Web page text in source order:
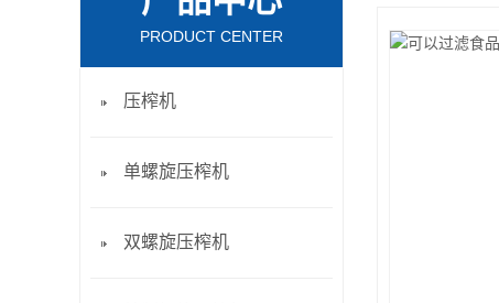
PRODUCT CENTER
压榨机
单螺旋压榨机
双螺旋压榨机